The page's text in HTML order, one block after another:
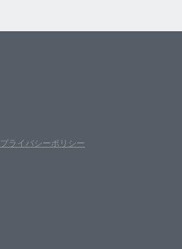
プライバシーポリシー